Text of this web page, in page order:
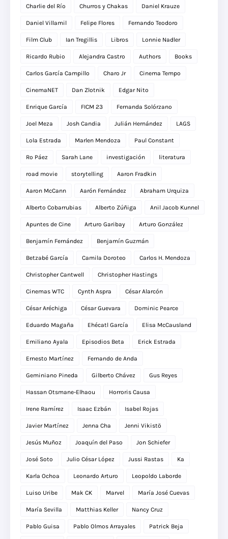
Charlie del Río Churros y Chakas Daniel Krauze
Daniel Villamil Felipe Flores Fernando Teodoro
Film Club Ian Tregillis Libros Lonnie Nadler
Ricardo Rubio Alejandra Castro Authors Books
Carlos García Campillo Charo Jr Cinema Tempo
CinemaNET Dan Zlotnik Edgar Nito
Enrique García FICM 23 Fernanda Solórzano
Joel Meza Josh Candia Julián Hernández LAGS
Lola Estrada Marlen Mendoza Paul Constant
Ro Páez Sarah Lane investigación literatura
road movie storytelling Aaron Fradkin
Aaron McCann Aarón Fernández Abraham Urquiza
Alberto Cobarrubias Alberto Zúñiga Anil Jacob Kunnel
Apuntes de Cine Arturo Garibay Arturo González
Benjamín Fernández Benjamín Guzmán
Betzabé García Camila Doroteo Carlos H. Mendoza
Christopher Cantwell Christopher Hastings
Cinemas WTC Cynth Aspra César Alarcón
César Aréchiga César Guevara Dominic Pearce
Eduardo Magaña Ehécatl García Elisa McCausland
Emiliano Ayala Episodios Beta Erick Estrada
Ernesto Martínez Fernando de Anda
Geminiano Pineda Gilberto Chávez Gus Reyes
Hassan Otsmane-Elhaou Horroris Causa
Irene Ramírez Isaac Ezbán Isabel Rojas
Javier Martínez Jenna Cha Jenni Vikistö
Jesús Muñoz Joaquín del Paso Jon Schiefer
José Soto Julio César López Jussi Rastas Ka
Karla Ochoa Leonardo Arturo Leopoldo Laborde
Luiso Uribe Mak CK Marvel María José Cuevas
María Sevilla Matthias Keller Nancy Cruz
Pablo Guisa Pablo Olmos Arrayales Patrick Beja